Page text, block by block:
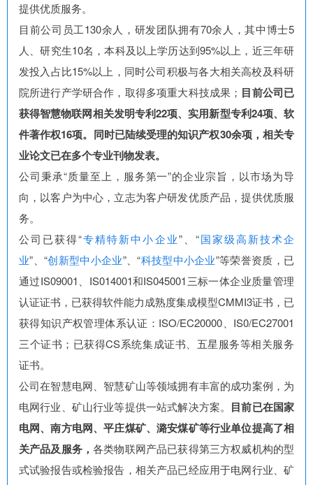
提供优质服务。
目前公司员工130余人，研发团队拥有70余人，其中博士5
人、研究生10名，本科及以上学历达到95%以上，近三年研
发投入占比15%以上，同时公司积极与各大相关高校及科研
院所进行产学研合作，取得多项重大科技成果； 目前公司已
获得智慧物联网相关发明专利22项、实用新型专利24项、软
件著作权16项。同时已陆续受理的知识产权30余项，相关专
业论文已在多个专业刊物发表。
公司秉承“质量至上，服务第一”的企业宗旨，以市场为导
向，以客户为中心，立志为客户研发优质产品，提供优质服
务。
公司已获得“专精特新中小企业”、“国家级高新技术企
业”、“创新型中小企业”、“科技型中小企业”等荣誉资质，已
通过IS09001、IS014001和IS045001三标一体企业质量管理
认证证书，已获得软件能力成熟度集成模型CMMI3证书，已
获得知识产权管理体系认证：ISO/EC20000、IS0/EC27001
三个证书；已获得CS系统集成证书、五星服务等相关服务
证书。
公司在智慧电网、智慧矿山等领域拥有丰富的成功案例，为
电网行业、矿山行业等提供一站式解决方案。 目前已在国家
电网、南方电网、平庄煤矿、潞安煤矿等行业单位提高了相
关产品及服务，各类物联网产品已获得第三方权威机构的型
式试验报告或检验报告，相关产品已经应用于电网行业、矿